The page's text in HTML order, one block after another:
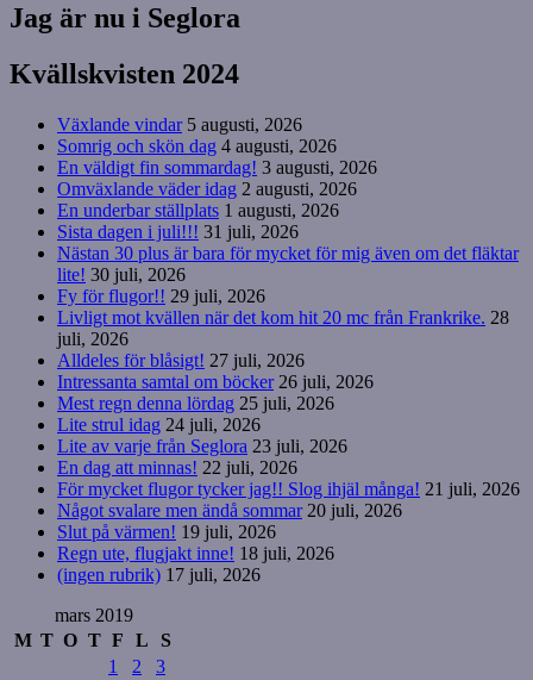
Jag är nu i Seglora
Kvällskvisten 2024
Växlande vindar 5 augusti, 2026
Somrig och skön dag 4 augusti, 2026
En väldigt fin sommardag! 3 augusti, 2026
Omväxlande väder idag 2 augusti, 2026
En underbar ställplats 1 augusti, 2026
Sista dagen i juli!!! 31 juli, 2026
Nästan 30 plus är bara för mycket för mig även om det fläktar
lite! 30 juli, 2026
Fy för flugor!! 29 juli, 2026
Livligt mot kvällen när det kom hit 20 mc från Frankrike. 28
juli, 2026
Alldeles för blåsigt! 27 juli, 2026
Intressanta samtal om böcker 26 juli, 2026
Mest regn denna lördag 25 juli, 2026
Lite strul idag 24 juli, 2026
Lite av varje från Seglora 23 juli, 2026
En dag att minnas! 22 juli, 2026
För mycket flugor tycker jag!! Slog ihjäl många! 21 juli, 2026
Något svalare men ändå sommar 20 juli, 2026
Slut på värmen! 19 juli, 2026
Regn ute, flugjakt inne! 18 juli, 2026
(ingen rubrik) 17 juli, 2026
mars 2019
M T O T F L
S
1
2
3